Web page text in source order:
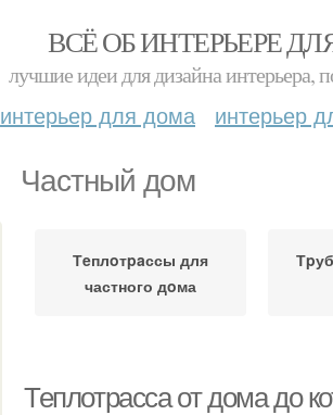
ВСЁ ОБ ИНТЕРЬЕРЕ
лучшие идеи для дизайна интерьера,
интерьер для дома интерьер
Частный дoм
Тeплoтpaссы для
частного дoма
Теплотрасса от дома до